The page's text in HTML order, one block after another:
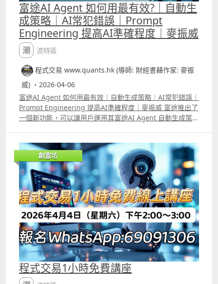
富途AI Agent 如何用最有效?｜自動生
成策略｜AI常犯錯誤｜Prompt
Engineering 提高AI準確程度｜麥振威
潮流特區
程式交易 www.quants.hk (導師: 財經書藉作家: 麥振
威) ・2026-04-06
富途AI Agent 如何用最有效｜自動生成策略｜AI常犯錯誤｜
Prompt Engineering 提高AI準確程度｜麥振威 富途推出了
一個新功能，可以讓用戶運用其富途AI Agent 自動生成策
AI」，用自然語言即是人話就可以叫它生成策略，生成後的
策略像過去大家用「卡片」的方式一樣顯示出來，每張卡片
可以自行再改coding。 AI生成的策略向來會有Pseudocode
偽代碼，意思是看起來像程式，但其實不能直接運行的東
西。若果你用Prompt Engineering的方法下指令，可以令
模型生成的策略準確度提高，但若懂富途量化交易平台的
python語法就能自行檢查AI生成的各種錯誤，之後我們會陸
續再有片教大家速成學懂富途的python語法。 YouTube留
言區中已有在片中提及更有效向AI下指令的標準範例。
創富坊
程式交易1小時免費講座